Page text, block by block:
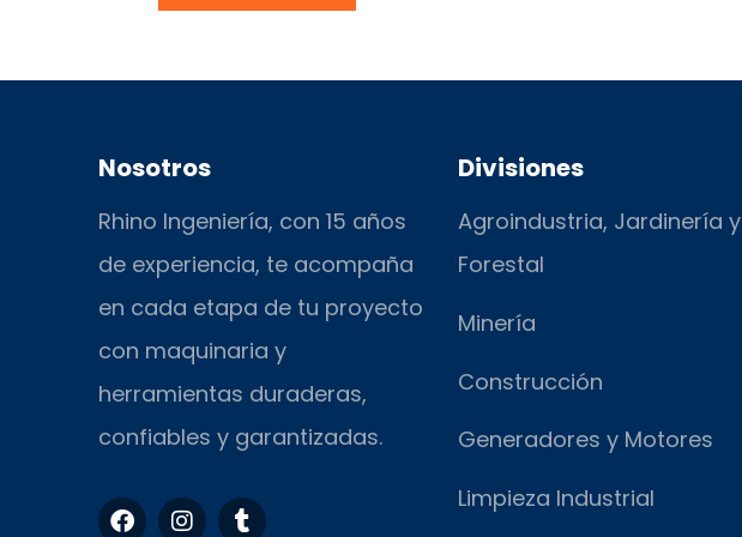
Nosotros
Rhino Ingeniería, con 15 años
de experiencia, te acompaña
en cada etapa de tu proyecto
con maquinaria y
herramientas duraderas,
confiables y garantizadas.
F I T
Divisiones
Agroindustria, Jardinería y
Forestal
Minería
Construcción
Generadores y Motores
Limpieza Industrial